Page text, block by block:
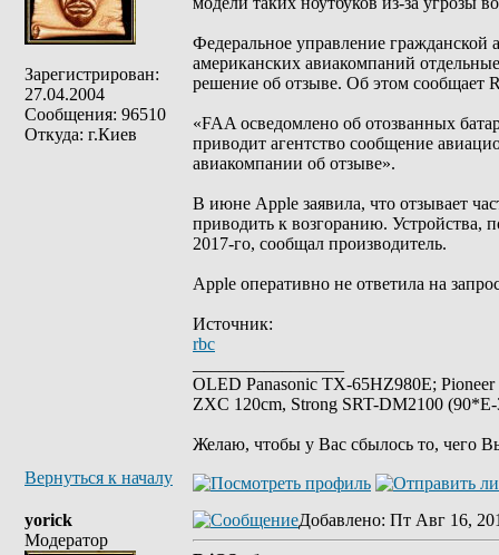
Зарегистрирован:
27.04.2004
Сообщения: 96510
Откуда: г.Киев
Федеральное управление
американских авиакомпаний
решение об отзыве. Об этом сообщает
«FAA осведомлено об отозванных
приводит агентство сообщение
авиакомпании об отзыве».
В июне Apple заявила, что отзывает
приводить к возгоранию. Устройства,
2017-го, сообщал производитель.
Apple оперативно не ответила на
Источник:
rbc
OLED Panasonic TX-65HZ980E;
ZXC 120cm, Strong SRT-DM2100
Желаю, чтобы у Вас сбылось то, чего
Вернуться к началу
yorick
Модератор
Добавлено: Пт Авг 16,